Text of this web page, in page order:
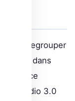
de regrouper
dans
évidence
Gradio 3.0